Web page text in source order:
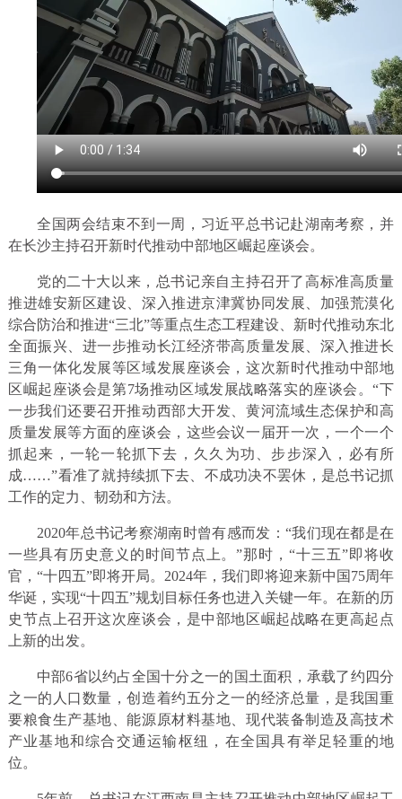
全国两会结束不到一周，习近平总书记赴湖南考察，并
在长沙主持召开新时代推动中部地区崛起座谈会。
党的二十大以来，总书记亲自主持召开了高标准高质量
推进雄安新区建设、深入推进京津冀协同发展、加强荒漠化
综合防治和推进“三北”等重点生态工程建设、新时代推动东北
全面振兴、进一步推动长江经济带高质量发展、深入推进长
三角一体化发展等区域发展座谈会，这次新时代推动中部地
区崛起座谈会是第7场推动区域发展战略落实的座谈会。“下
一步我们还要召开推动西部大开发、黄河流域生态保护和高
质量发展等方面的座谈会，这些会议一届开一次，一个一个
抓起来，一轮一轮抓下去，久久为功、步步深入，必有所
成……”看准了就持续抓下去、不成功决不罢休，是总书记抓
工作的定力、韧劲和方法。
2020年总书记考察湖南时曾有感而发：“我们现在都是在
一些具有历史意义的时间节点上。”那时，“十三五”即将收
官，“十四五”即将开局。2024年，我们即将迎来新中国75周年
华诞，实现“十四五”规划目标任务也进入关键一年。在新的历
史节点上召开这次座谈会，是中部地区崛起战略在更高起点
上新的出发。
中部6省以约占全国十分之一的国土面积，承载了约四分
之一的人口数量，创造着约五分之一的经济总量，是我国重
要粮食生产基地、能源原材料基地、现代装备制造及高技术
产业基地和综合交通运输枢纽，在全国具有举足轻重的地
位。